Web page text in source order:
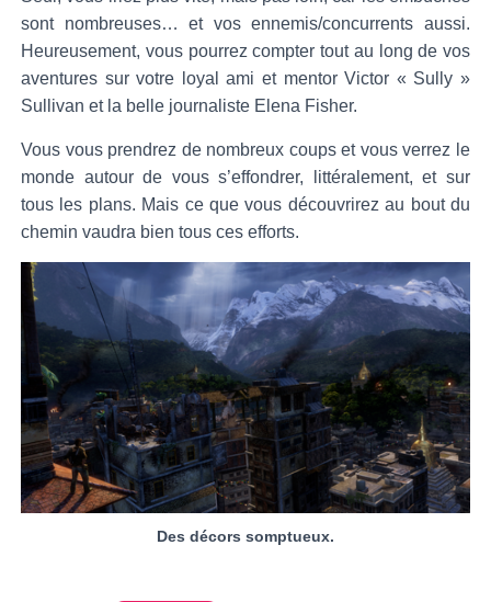
sont nombreuses… et vos ennemis/concurrents aussi.
Heureusement, vous pourrez compter tout au long de vos
aventures sur votre loyal ami et mentor Victor « Sully »
Sullivan et la belle journaliste Elena Fisher.
Vous vous prendrez de nombreux coups et vous verrez le
monde autour de vous s’effondrer, littéralement, et sur
tous les plans. Mais ce que vous découvrirez au bout du
chemin vaudra bien tous ces efforts.
Des décors somptueux.